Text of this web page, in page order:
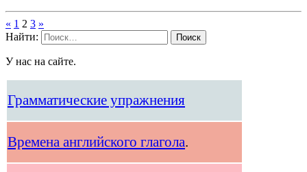
« 1 2 3 »
Найти:
У нас на сайте.
Грамматические упражнения
Времена английского глагола.